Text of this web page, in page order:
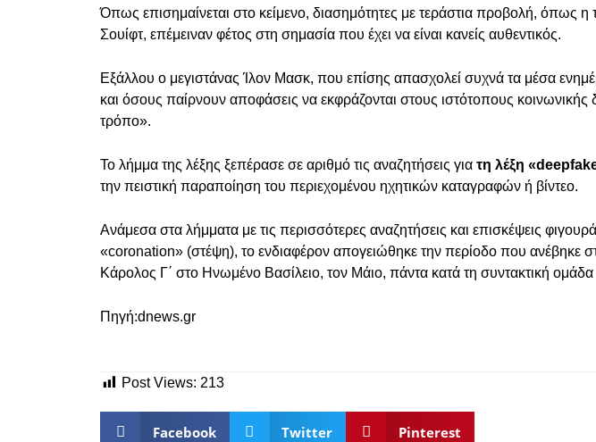
Όπως επισημαίνεται στο κείμενο, διασημότητες με τεράστια προβολή, όπως η
Σουίφτ, επέμειναν φέτος στη σημασία που έχει να είναι κανείς αυθεντικός.
Εξάλλου ο μεγιστάνας Ίλον Μασκ, που επίσης απασχολεί συχνά τα μέσα
και όσους παίρνουν αποφάσεις να εκφράζονται στους ιστότοπους κοινωνικής
τρόπο».
Το λήμμα της λέξης ξεπέρασε σε αριθμό τις αναζητήσεις για τη λέξη
την πειστική παραποίηση του περιεχομένου ηχητικών καταγραφών ή βίντεο.
Ανάμεσα στα λήμματα με τις περισσότερες αναζητήσεις και επισκέψεις
«coronation» (στέψη), το ενδιαφέρον απογειώθηκε την περίοδο που ανέβηκε
Κάρολος Γ΄ στο Ηνωμένο Βασίλειο, τον Μάιο, πάντα κατά τη συντακτική ομάδα
Πηγή:dnews.gr
Post Views: 213
Facebook Twitter Pinterest